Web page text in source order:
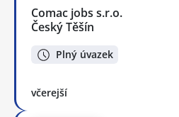
Comac jobs s.r.o.
Český Těšín
Plný úvazek
včerejší